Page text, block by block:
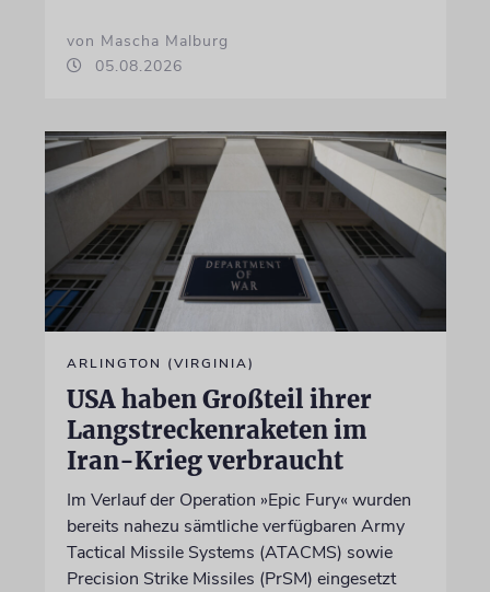
von Mascha Malburg
05.08.2026
ARLINGTON (VIRGINIA)
USA haben Großteil ihrer
Langstreckenraketen im
Iran-Krieg verbraucht
Im Verlauf der Operation »Epic Fury« wurden
bereits nahezu sämtliche verfügbaren Army
Tactical Missile Systems (ATACMS) sowie
Precision Strike Missiles (PrSM) eingesetzt